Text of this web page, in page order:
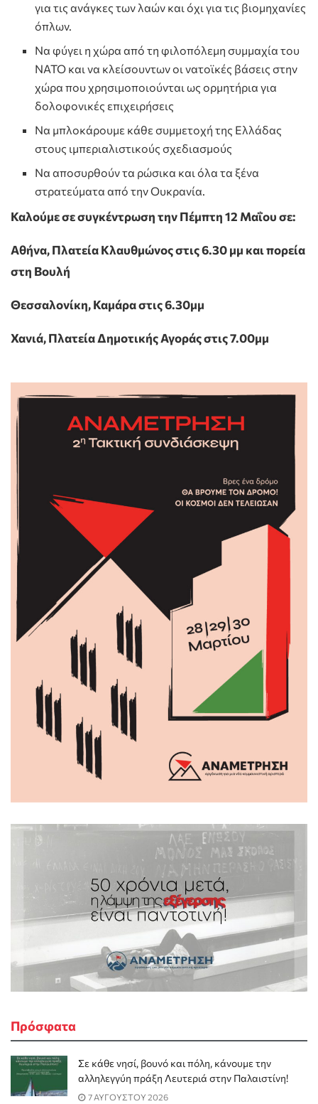
για τις ανάγκες των λαών και όχι για τις βιομηχανίες
όπλων.
Να φύγει η χώρα από τη φιλοπόλεμη συμμαχία του
ΝΑΤΟ και να κλείσουντων οι νατοϊκές βάσεις στην
χώρα που χρησιμοποιούνται ως ορμητήρια για
δολοφονικές επιχειρήσεις
Να μπλοκάρουμε κάθε συμμετοχή της Ελλάδας
στους ιμπεριαλιστικούς σχεδιασμούς
Να αποσυρθούν τα ρώσικα και όλα τα ξένα
στρατεύματα από την Ουκρανία.
Καλούμε σε συγκέντρωση την Πέμπτη 12 Μαΐου σε:
Αθήνα, Πλατεία Κλαυθμώνος στις 6.30 μμ και πορεία
στη Βουλή
Θεσσαλονίκη, Καμάρα στις 6.30μμ
Χανιά, Πλατεία Δημοτικής Αγοράς στις 7.00μμ
Πρόσφατα
Σε κάθε νησί, βουνό και πόλη, κάνουμε την
αλληλεγγύη πράξη Λευτεριά στην Παλαιστίνη!
7 ΑΥΓΟΥΣΤΟΥ 2026